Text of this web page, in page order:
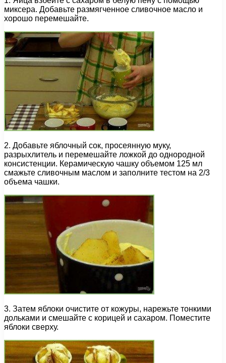
миксера. Добавьте размягченное сливочное масло и
хорошо перемешайте.
2. Добавьте яблочный сок, просеянную муку,
разрыхлитель и перемешайте ложкой до однородной
консистенции. Керамическую чашку объемом 125 мл
смажьте сливочным маслом и заполните тестом на 2/3
объема чашки.
3. Затем яблоки очистите от кожуры, нарежьте тонкими
дольками и смешайте с корицей и сахаром. Поместите
яблоки сверху.